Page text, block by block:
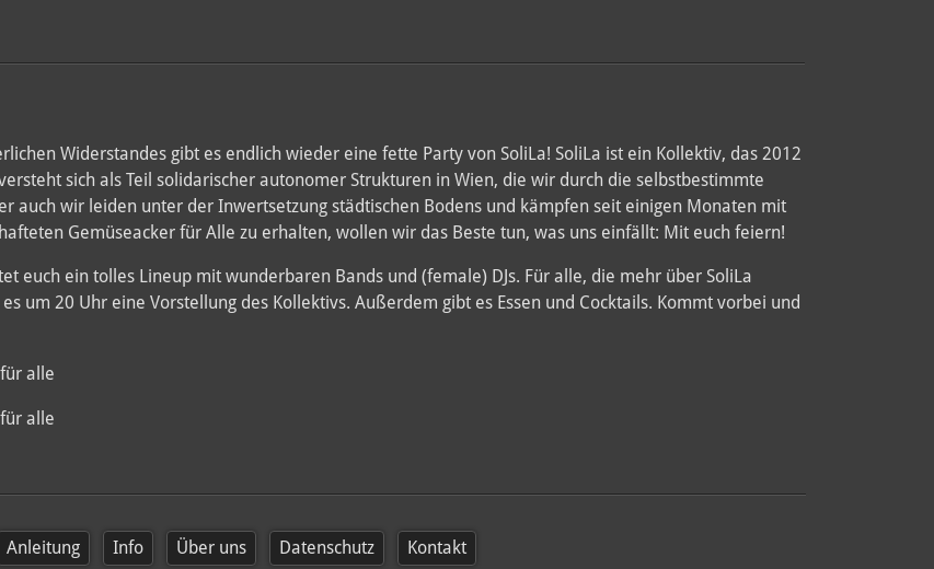
Widerstandes gibt es endlich wieder eine fette Party von SoliLa! SoliLa ist ein Kollektiv, das 2012
sich als Teil solidarischer autonomer Strukturen in Wien, die wir durch die selbstbestimmte
auch wir leiden unter der Inwertsetzung städtischen Bodens und kämpfen seit einigen Monaten mit
Gemüseacker für Alle zu erhalten, wollen wir das Beste tun, was uns einfällt: Mit euch feiern!
euch ein tolles Lineup mit wunderbaren Bands und (female) DJs. Für alle, die mehr über SoliLa
um 20 Uhr eine Vorstellung des Kollektivs. Außerdem gibt es Essen und Cocktails. Kommt vorbei und
Anleitung Info Über uns Datenschutz Kontakt